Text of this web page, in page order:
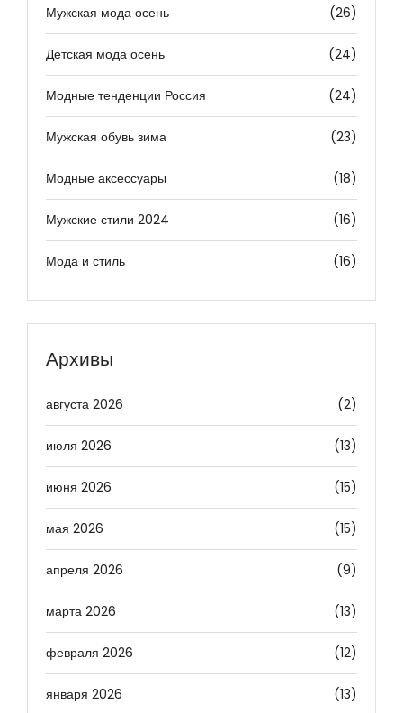
Мужская мода осень (26)
Детская мода осень (24)
Модные тенденции Россия (24)
Мужская обувь зима (23)
Модные аксессуары (18)
Мужские стили 2024 (16)
Мода и стиль (16)
Архивы
августа 2026 (2)
июля 2026 (13)
июня 2026 (15)
мая 2026 (15)
апреля 2026 (9)
марта 2026 (13)
февраля 2026 (12)
января 2026 (13)